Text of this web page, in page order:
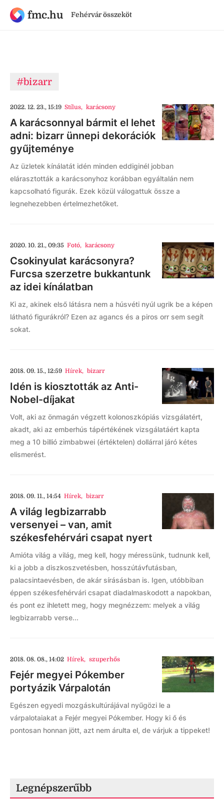
fmc.hu Fehérvár összeköt
#bizarr
2022. 12. 23., 15:19 Stílus, karácsony
A karácsonnyal bármit el lehet
adni: bizarr ünnepi dekorációk
gyűjteménye
Az üzletek kínálatát idén minden eddiginél jobban
elárasztották a karácsonyhoz korábban egyáltalán nem
kapcsolható figurák. Ezek közül válogattuk össze a
legnehezebben értelmezhetőket.
2020. 10. 21., 09:35 Fotó, karácsony
Csokinyulat karácsonyra?
Furcsa szerzetre bukkantunk
az idei kínálatban
Ki az, akinek első látásra nem a húsvéti nyúl ugrik be a képen
látható figurákról? Ezen az agancs és a piros orr sem segít
sokat.
2018. 09. 15., 12:59 Hírek, bizarr
Idén is kiosztották az Anti-
Nobel-díjakat
Volt, aki az önmagán végzett kolonoszkópiás vizsgálatért,
akadt, aki az emberhús tápértékének vizsgálatáért kapta
meg a 10 billió zimbabwei (értéktelen) dollárral járó kétes
elismerést.
2018. 09. 11., 14:54 Hírek, bizarr
A világ legbizarrabb
versenyei – van, amit
székesfehérvári csapat nyert
Amióta világ a világ, meg kell, hogy méressünk, tudnunk kell,
ki a jobb a diszkoszvetésben, hosszútávfutásban,
palacsintaevésben, de akár sírásásban is. Igen, utóbbiban
éppen székesfehérvári csapat diadalmaskodott a napokban,
és pont ez ihletett meg, hogy megnézzem: melyek a világ
legbizarrabb verse...
2018. 08. 08., 14:02 Hírek, szuperhős
Fejér megyei Pókember
portyázik Várpalotán
Egészen egyedi mozgáskultúrájával nyűgözi le a
várpalotaiakat a Fejér megyei Pókember. Hogy ki ő és
pontosan honnan jött, azt nem árulta el, de várjuk a tippeket!
Legnépszerűbb